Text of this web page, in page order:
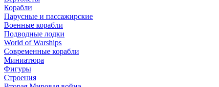
Корабли
Парусные и пассажирские
Военные корабли
Подводные лодки
World of Warships
Современные корабли
Миниатюра
Фигуры
Строения